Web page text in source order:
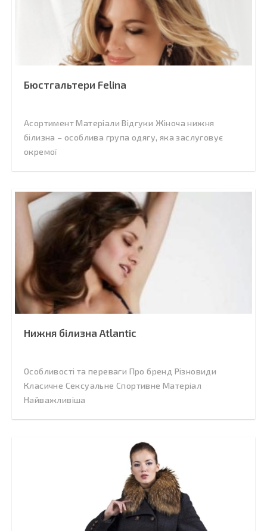
Бюстгальтери Felina
Асортимент Матеріали Відгуки Жіноча нижня
білизна – особлива група одягу, яка заслуговує
окремої
Нижня білизна Atlantic
Особливості та переваги Про бренд Різновиди
Класичне Сексуальне Спортивне Матеріал
Найважливіша